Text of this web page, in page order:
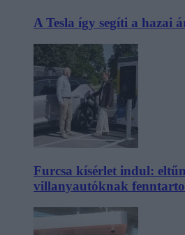
A Tesla így segíti a hazai
Furcsa kísérlet indul:
villanyautóknak